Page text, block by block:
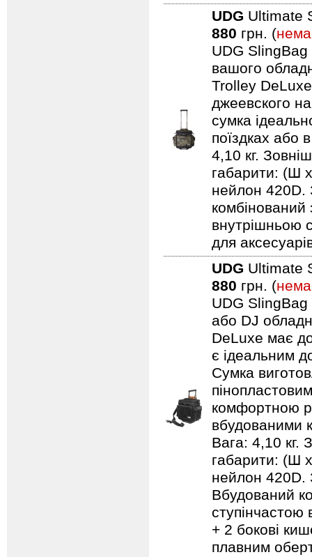
UDG Ultimate
880 грн. (
UDG SlingBag
вашого
Trolley DeLuxe
джеевского
сумка
поїздках або
4,10 кг.
габарити: (Ш
нейлон 420D.
внутрішньою
для
UDG Ultimate
880 грн. (
UDG
або DJ
DeLuxe має
є ідеальним
Сумка
комфортною
вбудованими
Вага: 4,10 кг.
габарити: (Ш
нейлон 420D.
Вбудований
+ 2 бокові
плавним